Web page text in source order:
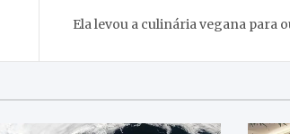
Ela levou a culinária vegana para